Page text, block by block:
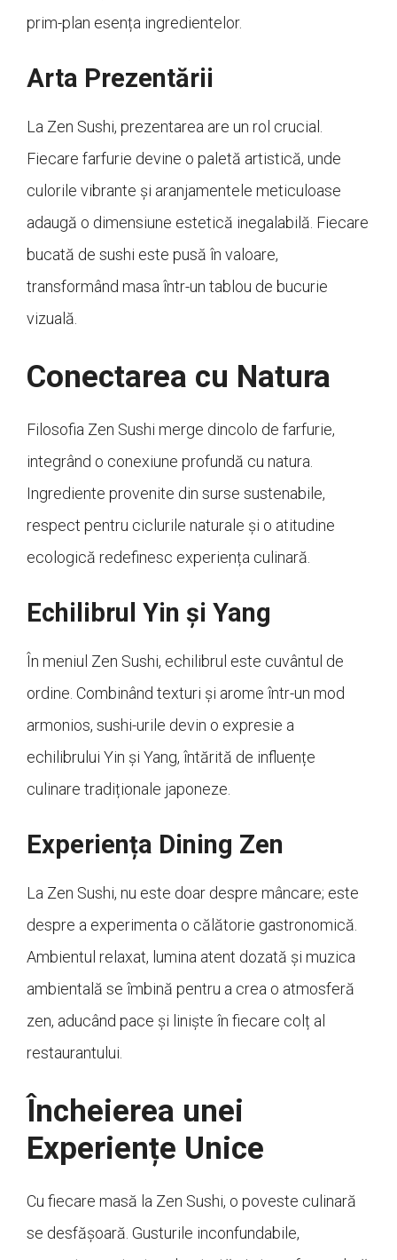
prim-plan esența ingredientelor.
Arta Prezentării
La Zen Sushi, prezentarea are un rol crucial.
Fiecare farfurie devine o paletă artistică, unde
culorile vibrante și aranjamentele meticuloase
adaugă o dimensiune estetică inegalabilă. Fiecare
bucată de sushi este pusă în valoare,
transformând masa într-un tablou de bucurie
vizuală.
Conectarea cu Natura
Filosofia Zen Sushi merge dincolo de farfurie,
integrând o conexiune profundă cu natura.
Ingrediente provenite din surse sustenabile,
respect pentru ciclurile naturale și o atitudine
ecologică redefinesc experiența culinară.
Echilibrul Yin și Yang
În meniul Zen Sushi, echilibrul este cuvântul de
ordine. Combinând texturi și arome într-un mod
armonios, sushi-urile devin o expresie a
echilibrului Yin și Yang, întărită de influențe
culinare tradiționale japoneze.
Experiența Dining Zen
La Zen Sushi, nu este doar despre mâncare; este
despre a experimenta o călătorie gastronomică.
Ambientul relaxat, lumina atent dozată și muzica
ambientală se îmbină pentru a crea o atmosferă
zen, aducând pace și liniște în fiecare colț al
restaurantului.
Încheierea unei
Experiențe Unice
Cu fiecare masă la Zen Sushi, o poveste culinară
se desfășoară. Gusturile inconfundabile,